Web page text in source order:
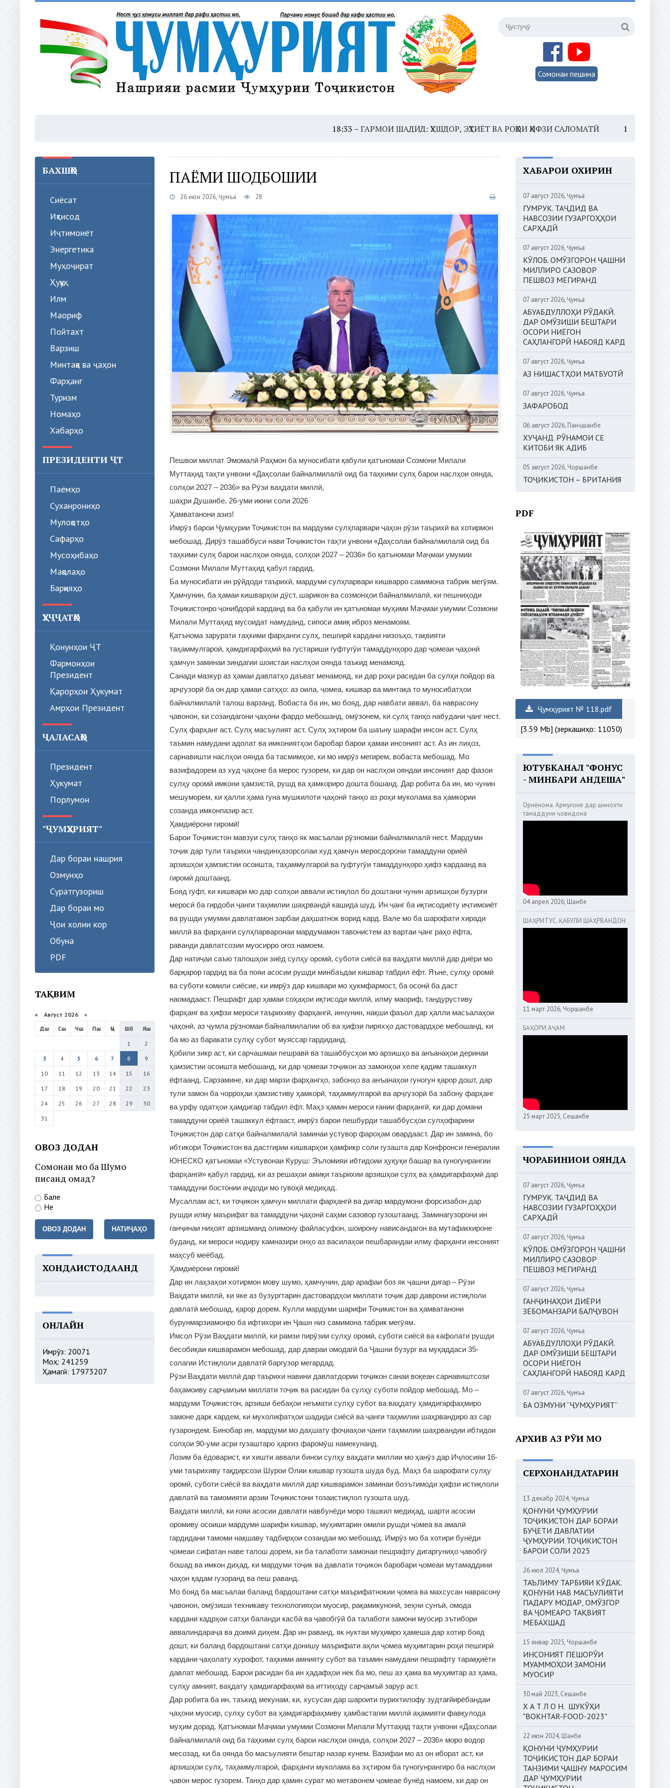
Сомонаи пешина
ГАРМОИ ШАДИД: ҲУШДОР, ЭҲТИЁТ ВА РОҲҲОИ ҲИФЗИ САЛОМАТӢ16:35 – ШОМИ ШАНБЕ
БАХШҲО
Сиёсат
Иқтисод
Иҷтимоиёт
Энергетика
Муҳоҷират
Ҳуқуқ
Илм
Маориф
Пойтахт
Варзиш
Минтақа ва ҷаҳон
Фарҳанг
Туризм
Номаҳо
Хабарҳо
ПРЕЗИДЕНТИ ҶТ
Паёмҳо
Суханрониҳо
Мулоқотҳо
Сафарҳо
Мусоҳибаҳо
Мақолаҳо
Барқияҳо
ҲУҶҶАТҲО
Қонунҳои ҶТ
Фармонҳои
Президент
Қарорҳои Ҳукумат
Амрҳои Президент
ҶАЛАСАҲО
Президент
Ҳукумат
Порлумон
"ҶУМҲУРИЯТ"
Дар бораи нашрия
Озмунҳо
Суратгузориш
Дар бораи мо
Ҷои холии кор
Обуна
PDF
ТАҚВИМ
« Август 2026 »
Дш
Сш Чш Пш Ҷъ Шб
Яш
1
2
3
4 5 6 7 8
9
10
11 12 13 14 15
16
17
18 19 20 21 22
23
24
25 26 27 28 29
30
31
ОВОЗ ДОДАН
Сомонаи мо ба Шумо
писанд омад?
Бале
Не
ОВОЗ ДОДАН НАТИҶАҲО
ХОНДАИСТОДААНД
ОНЛАЙН
Имрӯз: 20071
Моҳ: 241259
Ҳамагӣ: 17973207
ПАЁМИ ШОДБОШИИ
26 июн 2026, Ҷумъа 28
Пешвои миллат Эмомалӣ Раҳмон ба муносибати қабули қатъномаи Созмони Милали
Муттаҳид таҳти унвони «Даҳсолаи байналмилалӣ оид ба таҳкими сулҳ барои наслҳои оянда,
солҳои 2027 – 2036» ва Рӯзи ваҳдати миллӣ,
шаҳри Душанбе, 26-уми июни соли 2026
Ҳамватанони азиз!
Имрӯз барои Ҷумҳурии Тоҷикистон ва мардуми сулҳпарвари ҷаҳон рӯзи таърихӣ ва хотирмон
мебошад. Дирӯз ташаббуси нави Тоҷикистон таҳти унвони «Даҳсолаи байналмилалӣ оид ба
таҳкими сулҳ барои наслҳои оянда, солҳои 2027 – 2036» бо қатъномаи Маҷмаи умумии
Созмони Милали Муттаҳид қабул гардид.
Ба муносибати ин рӯйдоди таърихӣ, мардуми сулҳпарвари кишварро самимона табрик мегӯям.
Ҳамчунин, ба ҳамаи кишварҳои дӯст, шарикон ва созмонҳои байналмилалӣ, ки пешниҳоди
Тоҷикистонро ҷонибдорӣ карданд ва ба қабули ин қатъномаи муҳими Маҷмаи умумии Созмони
Милали Муттаҳид мусоидат намуданд, сипоси амиқ иброз менамоям.
Қатънома зарурати таҳкими фарҳанги сулҳ, пешгирӣ кардани низоъҳо, тақвияти
таҳаммулгароӣ, ҳамдигарфаҳмӣ ва густариши гуфтугӯи тамаддунҳоро дар ҷомеаи ҷаҳонӣ
ҳамчун заминаи зиндагии шоистаи наслҳои оянда таъкид менамояд.
Санади мазкур аз ҳамаи давлатҳо даъват менамояд, ки дар роҳи расидан ба сулҳи пойдор ва
арҷгузорӣ ба он дар ҳамаи сатҳҳо: аз оила, ҷомеа, кишвар ва минтақа то муносибатҳои
байналмилалӣ талош варзанд. Вобаста ба ин, мо бояд, дар навбати аввал, ба наврасону
ҷавонон, ки созандагони ҷаҳони фардо мебошанд, омӯзонем, ки сулҳ танҳо набудани ҷанг нест.
Сулҳ фарҳанг аст. Сулҳ масъулият аст. Сулҳ эҳтиром ба шаъну шарафи инсон аст. Сулҳ
таъмин намудани адолат ва имкониятҳои баробар барои ҳамаи инсоният аст. Аз ин лиҳоз,
сарнавишти наслҳои оянда ба тасмимҳое, ки мо имрӯз мегирем, вобаста мебошад. Мо
вазифадорем аз худ ҷаҳоне ба мерос гузорем, ки дар он наслҳои ояндаи инсоният дар фазои
сулҳу оромӣ имкони ҳамзистӣ, рушд ва ҳамкориро дошта бошанд. Дар робита ба ин, мо чунин
мешуморем, ки ҳалли ҳама гуна мушкилоти ҷаҳонӣ танҳо аз роҳи муколама ва ҳамкории
созанда имконпазир аст.
Ҳамдиёрони гиромӣ!
Барои Тоҷикистон мавзуи сулҳ танҳо як масъалаи рӯзномаи байналмилалӣ нест. Мардуми
тоҷик дар тули таърихи чандинҳазорсолаи худ ҳамчун меросдорони тамаддуни ориёӣ
арзишҳои ҳамзистии осоишта, таҳаммулгароӣ ва гуфтугӯи тамаддунҳоро ҳифз кардаанд ва
гиромӣ доштаанд.
Бояд гуфт, ки кишвари мо дар солҳои аввали истиқлол бо доштани чунин арзишҳои бузурги
меросӣ ба гирдоби ҷанги таҳмилии шаҳрвандӣ кашида шуд. Ин ҷанг ба иқтисодиёту иҷтимоиёт
ва рушди умумии давлатамон зарбаи даҳшатнок ворид кард. Вале мо ба шарофати хиради
миллӣ ва фарҳанги сулҳпарваронаи мардумамон тавонистем аз вартаи ҷанг раҳо ёфта,
раванди давлатсозии муосирро оғоз намоем.
Дар натиҷаи саъю талошҳои зиёд сулҳу оромӣ, суботи сиёсӣ ва ваҳдати миллӣ дар диёри мо
барқарор гардид ва ба пояи асосии рушди минбаъдаи кишвар табдил ёфт. Яъне, сулҳу оромӣ
ва суботи комили сиёсие, ки имрӯз дар кишвари мо ҳукмфармост, ба осонӣ ба даст
наомадааст. Пешрафт дар ҳамаи соҳаҳои иқтисоди миллӣ, илму маориф, тандурустиву
фарҳанг ва ҳифзи мероси таърихиву фарҳангӣ, инчунин, нақши фаъол дар ҳалли масъалаҳои
ҷаҳонӣ, аз ҷумла рӯзномаи байналмилалии об ва ҳифзи пиряхҳо дастовардҳое мебошанд, ки
ба мо аз баракати сулҳу субот муяссар гардиданд.
Қобили зикр аст, ки сарчашмаи пешравӣ ва ташаббусҳои мо арзишҳо ва анъанаҳои деринаи
ҳамзистии осоишта мебошанд, ки дар ҷомеаи тоҷикон аз замонҳои хеле қадим ташаккул
ёфтаанд. Сарзамине, ки дар марзи фарҳангҳо, забонҳо ва анъанаҳои гуногун қарор дошт, дар
тули замон ба чорроҳаи ҳамзистиву ҳамкорӣ, таҳаммулгароӣ ва арҷгузорӣ ба забону фарҳанг
ва урфу одатҳои ҳамдигар табдил ёфт. Маҳз ҳамин мероси ғании фарҳангӣ, ки дар домани
тамаддуни ориёӣ ташаккул ёфтааст, имрӯз барои пешбурди ташаббусҳои сулҳофарини
Тоҷикистон дар сатҳи байналмилалӣ заминаи устувор фароҳам овардааст. Дар ин замина, бо
ибтикори Тоҷикистон ва дастгирии кишварҳои ҳамфикр соли гузашта дар Конфронси генералии
ЮНЕСКО қатъномаи «Устувонаи Куруш: Эъломияи ибтидоии ҳуқуқи башар ва гуногунрангии
фарҳангӣ» қабул гардид, ки аз решаҳои амиқи таърихии арзишҳои сулҳ ва ҳамдигарфаҳмӣ дар
тамаддуни бостонии аҷдоди мо гувоҳӣ медиҳад.
Мусаллам аст, ки тоҷикон ҳамчун миллати фарҳангӣ ва дигар мардумони форсизабон дар
рушди илму маърифат ва тамаддуни ҷаҳонӣ саҳми сазовор гузоштаанд. Заминагузорони ин
ганҷинаи ниҳоят арзишманд олимону файласуфон, шоирону нависандагон ва мутафаккироне
буданд, ки мероси нодиру камназири онҳо аз василаҳои пешбарандаи илму фарҳанги инсоният
маҳсуб меёбад.
Ҳамдиёрони гиромӣ!
Дар ин лаҳзаҳои хотирмон мову шумо, ҳамчунин, дар арафаи боз як ҷашни дигар – Рӯзи
Ваҳдати миллӣ, ки яке аз бузургтарин дастовардҳои миллати тоҷик дар даврони истиқлоли
давлатӣ мебошад, қарор дорем. Кулли мардуми шарифи Тоҷикистон ва ҳамватанони
бурунмарзиамонро ба ифтихори ин Ҷашн низ самимона табрик мегӯям.
Имсол Рӯзи Ваҳдати миллӣ, ки рамзи пирӯзии сулҳу оромӣ, суботи сиёсӣ ва кафолати рушди
бесобиқаи кишварамон мебошад, дар давраи омодагӣ ба Ҷашни бузург ва муқаддаси 35-
солагии Истиқлоли давлатӣ баргузор мегардад.
Рӯзи Ваҳдати миллӣ дар таърихи навини давлатдории тоҷикон санаи воқеан сарнавиштсози
баҳамоиву сарҷамъии миллати тоҷик ва расидан ба сулҳу суботи пойдор мебошад. Мо –
мардуми Тоҷикистон, арзиши бебаҳои неъмати сулҳу субот ва ваҳдату ҳамдигарфаҳмиро
замоне дарк кардем, ки мухолифатҳои шадиди сиёсӣ ва ҷанги таҳмилии шаҳрвандиро аз сар
гузарондем. Бинобар ин, мардуми мо даҳшату фоҷиаҳои ҷанги таҳмилии шаҳрвандии ибтидои
солҳои 90-уми асри гузаштаро ҳаргиз фаромӯш намекунанд.
Лозим ба ёдоварист, ки хишти аввали бинои сулҳу ваҳдати миллии мо ҳанӯз дар Иҷлосияи 16-
уми таърихиву тақдирсози Шурои Олии кишвар гузошта шуда буд. Маҳз ба шарофати сулҳу
оромӣ, суботи сиёсӣ ва ваҳдати миллӣ дар кишварамон заминаи боэътимоди ҳифзи истиқлоли
давлатӣ ва тамомияти арзии Тоҷикистони тозаистиқлол гузошта шуд.
Ваҳдати миллӣ, ки ғояи асосии давлати навбунёди моро ташкил медиҳад, шарти асосии
оромиву осоиши мардуми шарифи кишвар, муҳимтарин омили рушди ҷомеа ва амалӣ
гардидани тамоми нақшаву тадбирҳои созандаи мо мебошад. Имрӯз мо ба хотири бунёди
ҷомеаи сифатан наве талош дорем, ки ба талаботи замонаи пешрафту дигаргуниҳо ҷавобгӯ
бошад ва имкон диҳад, ки мардуми тоҷик ва давлати тоҷикон баробари ҷомеаи мутамаддини
ҷаҳон қадам гузоранд ва пеш раванд.
Мо бояд ба масъалаи баланд бардоштани сатҳи маърифатнокии ҷомеа ва махсусан наврасону
ҷавонон, омӯзиши техникаву технологияҳои муосир, рақамикунонӣ, зеҳни сунъӣ, омода
кардани кадрҳои сатҳи баланди касбӣ ва ҷавобгӯй ба талаботи замони муосир эътибори
аввалиндараҷа ва доимӣ диҳем. Дар ин раванд, як нуктаи муҳимро ҳамеша дар хотир бояд
дошт, ки баланд бардоштани сатҳи донишу маърифати аҳли ҷомеа муҳимтарин роҳи пешгирӣ
кардани ҷаҳолату хурофот, таҳкими амнияту субот ва таъмин намудани пешрафту тараққиёти
давлат мебошад. Барои расидан ба ин ҳадафҳои нек ба мо, пеш аз ҳама ва муҳимтар аз ҳама,
сулҳу амният, ваҳдату ҳамдигарфаҳмӣ ва иттиҳоду сарҷамъӣ зарур аст.
Дар робита ба ин, таъкид мекунам, ки, хусусан дар шароити пурихтилофу зудтағйирёбандаи
ҷаҳони муосир, сулҳу субот ва ҳамдигарфаҳмиву ҳамбастагии миллӣ аҳамияти фавқулода
муҳим дорад. Қатъномаи Маҷмаи умумии Созмони Милали Муттаҳид таҳти унвони «Даҳсолаи
байналмилалӣ оид ба таҳкими сулҳ барои наслҳои оянда, солҳои 2027 – 2036» моро водор
месозад, ки ба оянда бо масъулияти бештар назар кунем. Вазифаи мо аз он иборат аст, ки
арзишҳои сулҳ, таҳаммулгароӣ, фарҳанги муколама ва эҳтиром ба гуногунрангиро ба наслҳои
ҷавон мерос гузорем. Танҳо дар ҳамин сурат мо метавонем ҷомеае бунёд намоем, ки дар он
ХАБАРҲОИ ОХИРИН
07 август 2026, Ҷумъа
ГУМРУК. ТАҶДИД ВА
НАВСОЗИИ ГУЗАРГОҲҲОИ
САРҲАДӢ
07 август 2026, Ҷумъа
КӮЛОБ. ОМӮЗГОРОН ҶАШНИ
МИЛЛИРО САЗОВОР
ПЕШВОЗ МЕГИРАНД
07 август 2026, Ҷумъа
АБУАБДУЛЛОҲИ РӮДАКӢ.
ДАР ОМӮЗИШИ БЕШТАРИ
ОСОРИ НИЁГОН
САҲЛАНГОРӢ НАБОЯД КАРД
07 август 2026, Ҷумъа
АЗ НИШАСТҲОИ МАТБУОТӢ
07 август 2026, Ҷумъа
ЗАФАРОБОД
06 август 2026, Панҷшанбе
ХУҶАНД. РӮНАМОИ СЕ
КИТОБИ ЯК АДИБ
05 август 2026, Чоршанбе
ТОҶИКИСТОН – БРИТАНИЯ
PDF
Ҷумҳурият № 118.pdf
[3.59 Mb] (зеркашиҳо: 11050)
ЮТУБКАНАЛ "ФОНУС
- МИНБАРИ АНДЕША"
Ориёнома. Армуғоне дар шинохти
тамаддуни ҷовидона
04 апрел 2026, Шанбе
ШАҲРИТУС. ҚАБУЛИ ШАҲРВАНДОН
11 март 2026, Чоршанбе
БАҲОРИ АҶАМ
25 март 2025, Сешанбе
ЧОРАБИНИҲОИ ОЯНДА
07 август 2026, Ҷумъа
ГУМРУК. ТАҶДИД ВА
НАВСОЗИИ ГУЗАРГОҲҲОИ
САРҲАДӢ
07 август 2026, Ҷумъа
КӮЛОБ. ОМӮЗГОРОН ҶАШНИ
МИЛЛИРО САЗОВОР
ПЕШВОЗ МЕГИРАНД
07 август 2026, Ҷумъа
ГАНҶИНАҲОИ ДИЁРИ
ЗЕБОМАНЗАРИ БАЛҶУВОН
07 август 2026, Ҷумъа
АБУАБДУЛЛОҲИ РӮДАКӢ.
ДАР ОМӮЗИШИ БЕШТАРИ
ОСОРИ НИЁГОН
САҲЛАНГОРӢ НАБОЯД КАРД
07 август 2026, Ҷумъа
БА ОЗМУНИ “ҶУМҲУРИЯТ”
АРХИВ АЗ РӮИ МОҲ
СЕРХОНАНДАТАРИН
13 декабр 2024, Ҷумъа
ҚОНУНИ ҶУМҲУРИИ
ТОҶИКИСТОН ДАР БОРАИ
БУҶЕТИ ДАВЛАТИИ
ҶУМҲУРИИ ТОҶИКИСТОН
БАРОИ СОЛИ 2025
26 июл 2024, Ҷумъа
ТАЪЛИМУ ТАРБИЯИ КӮДАК.
ҚОНУНИ НАВ МАСЪУЛИЯТИ
ПАДАРУ МОДАР, ОМӮЗГОР
ВА ҶОМЕАРО ТАҚВИЯТ
МЕБАХШАД
15 январ 2025, Чоршанбе
ИНСОНИЯТ ПЕШОРӮИ
МУАММОҲОИ ЗАМОНИ
МУОСИР
30 май 2023, Сешанбе
Х А Т Л О Н. ШУКӮҲИ
"BOKHTAR-FOOD-2023"
22 июн 2024, Шанбе
ҚОНУНИ ҶУМҲУРИИ
ТОҶИКИСТОН ДАР БОРАИ
ТАНЗИМИ ҶАШНУ МАРОСИМ
ДАР ҶУМҲУРИИ